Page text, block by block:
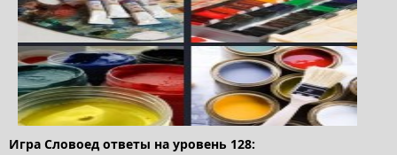
Игра Словоед ответы на уровень 128: